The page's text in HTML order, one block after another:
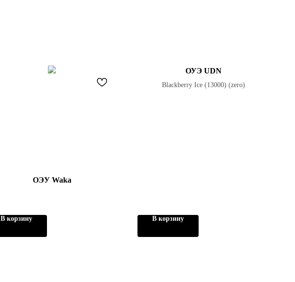
ОЭУ Waka
В корзину
ОУЭ UDN
Blackberry Ice (13000) (zero)
В корзину